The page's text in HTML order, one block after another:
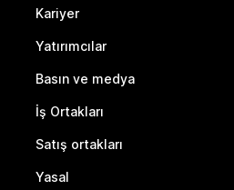
Kariyer
Yatırımcılar
Basın ve medya
İş Ortakları
Satış ortakları
Yasal